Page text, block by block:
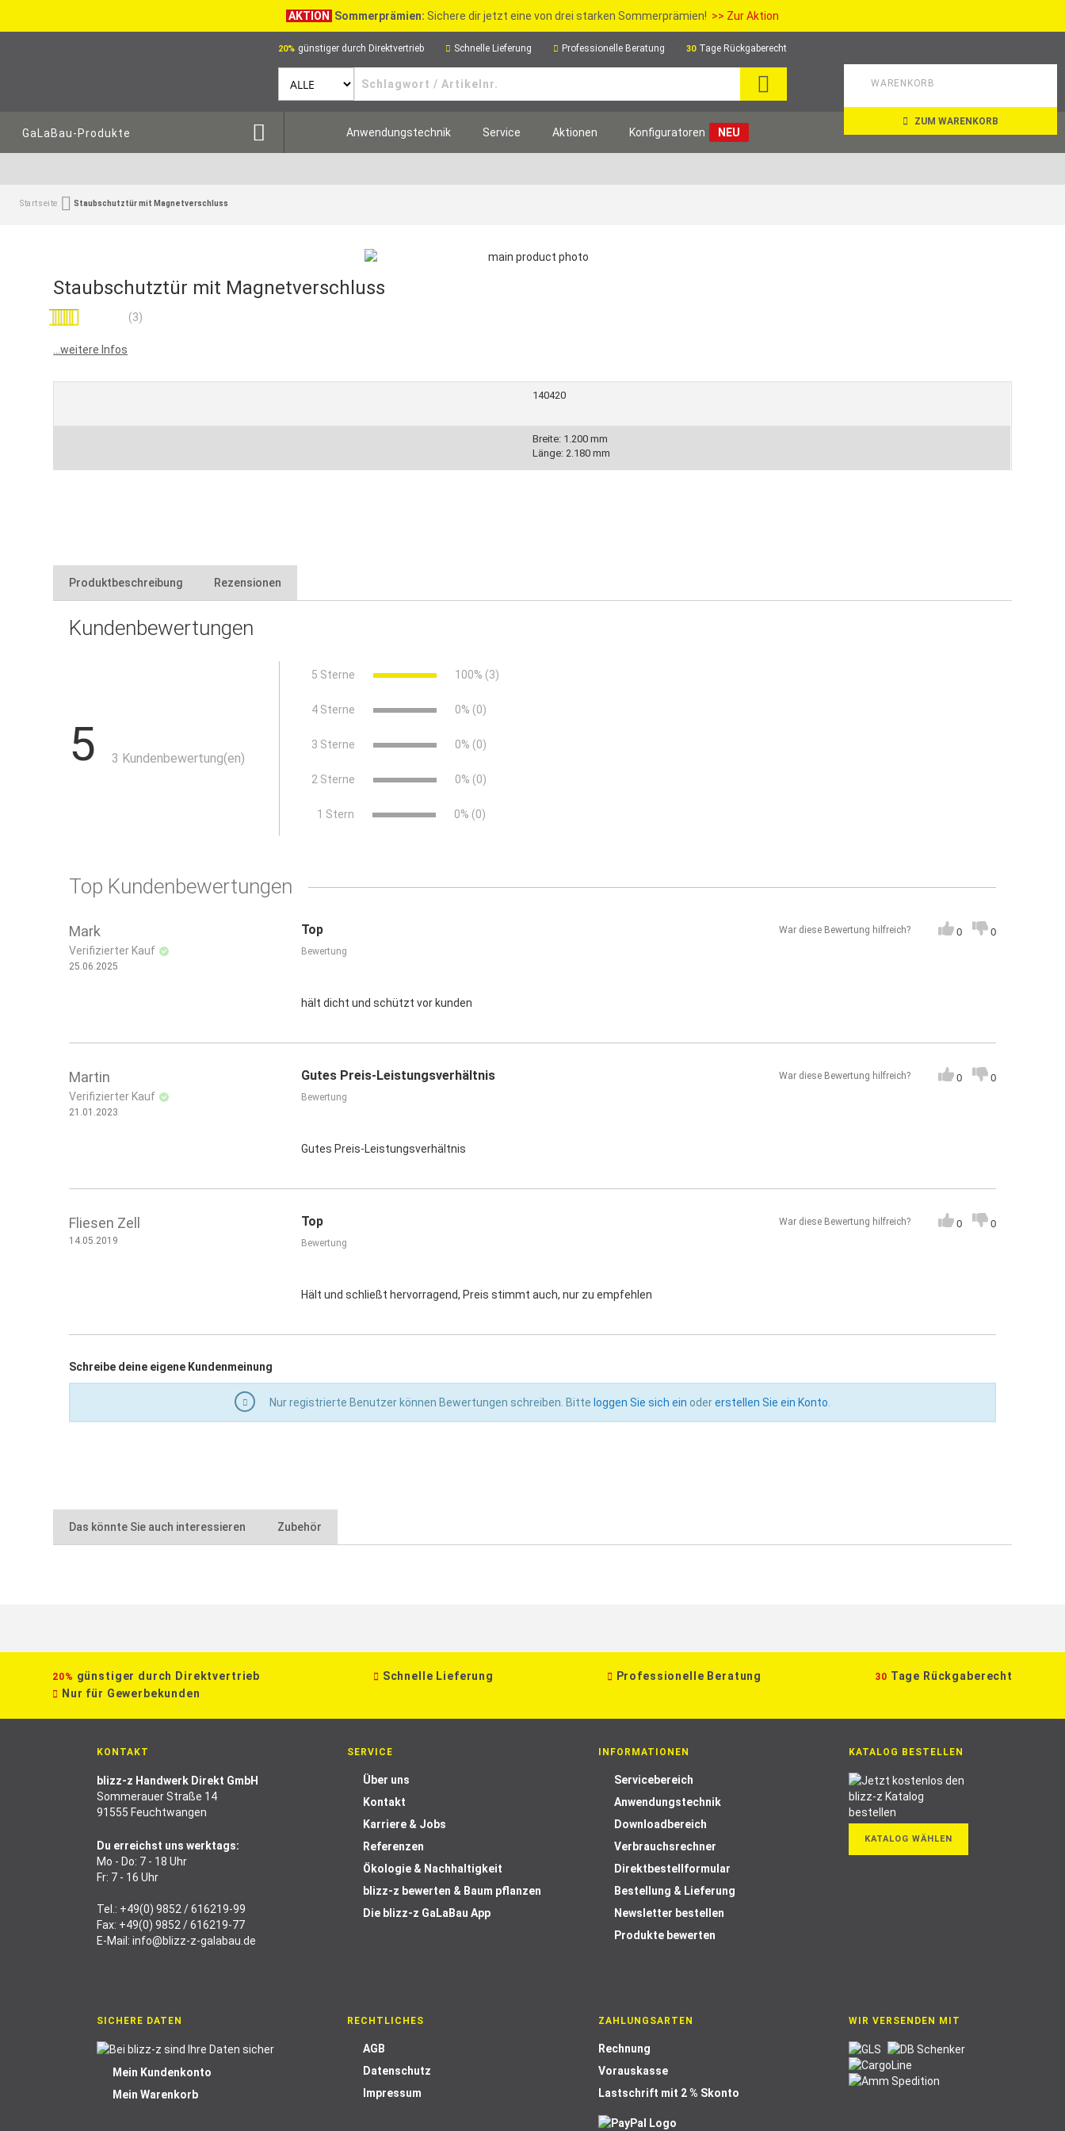
AKTION Sommerprämien: Sichere dir jetzt eine von drei starken Sommerprämien! >> Zur Aktion
20% günstiger durch Direktvertrieb Schnelle Lieferung Professionelle Beratung 30 Tage Rückgaberecht
WARENKORB
ZUM WARENKORB
GaLaBau-Produkte Anwendungstechnik Service Aktionen Konfiguratoren NEU
Startseite Staubschutztür mit Magnetverschluss
Staubschutztür mit Magnetverschluss
(3)
...weitere Infos
140420
Breite: 1.200 mm
Länge: 2.180 mm
Produktbeschreibung
mit praktischem Magnetverschluss – nach dem Durchgang schließt die Tür selbstständig
problemloser Durchgang mit Schubkarre
Lieferumfang:
1 × Staubschutztür mit Magnetverschluss
1 × doppelseitiges Klebeband (38 mm × 25,00 m)
Rezensionen
Kundenbewertungen
5 3 Kundenbewertung(en)
5 Sterne 100% (3)
4 Sterne 0% (0)
3 Sterne 0% (0)
2 Sterne 0% (0)
1 Stern 0% (0)
Top Kundenbewertungen
Mark
Verifizierter Kauf
25.06.2025
Top
Bewertung
hält dicht und schützt vor kunden
War diese Bewertung hilfreich? 0 0
Martin
Verifizierter Kauf
21.01.2023
Gutes Preis-Leistungsverhältnis
Bewertung
Gutes Preis-Leistungsverhältnis
War diese Bewertung hilfreich? 0 0
Fliesen Zell
14.05.2019
Top
Bewertung
Hält und schließt hervorragend, Preis stimmt auch, nur zu empfehlen
War diese Bewertung hilfreich? 0 0
Schreibe deine eigene Kundenmeinung
Nur registrierte Benutzer können Bewertungen schreiben. Bitte loggen Sie sich ein odererstellen Sie ein Konto
Das könnte Sie auch interessieren Zubehör
20% günstiger durch Direktvertrieb Schnelle Lieferung Professionelle Beratung 30 Tage Rückgaberecht
Nur für Gewerbekunden
KONTAKT
blizz-z Handwerk Direkt GmbH
Sommerauer Straße 14
91555 Feuchtwangen
Du erreichst uns werktags:
Mo - Do: 7 - 18 Uhr
Fr: 7 - 16 Uhr
Tel.: +49(0) 9852 / 616219-99
Fax: +49(0) 9852 / 616219-77
E-Mail: info@blizz-z-galabau.de
SERVICE
Über uns
Kontakt
Karriere & Jobs
Referenzen
Ökologie & Nachhaltigkeit
blizz-z bewerten & Baum pflanzen
Die blizz-z GaLaBau App
INFORMATIONEN
Servicebereich
Anwendungstechnik
Downloadbereich
Verbrauchsrechner
Direktbestellformular
Bestellung & Lieferung
Newsletter bestellen
Produkte bewerten
KATALOG BESTELLEN
KATALOG WÄHLEN
SICHERE DATEN
Mein Kundenkonto
Mein Warenkorb
RECHTLICHES
AGB
Datenschutz
Impressum
ZAHLUNGSARTEN
Rechnung
Vorauskasse
Lastschrift mit 2 % Skonto
WIR VERSENDEN MIT